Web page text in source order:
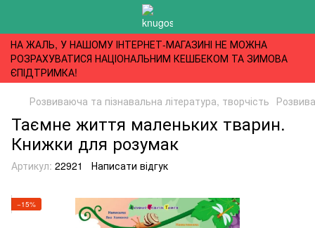
НА ЖАЛЬ, У НАШОМУ ІНТЕРНЕТ-МАГАЗИНІ НЕ МОЖНА
РОЗРАХУВАТИСЯ НАЦІОНАЛЬНИМ КЕШБЕКОМ ТА ЗИМОВА
ЄПІДТРИМКА!
Розвиваюча та пізнавальна література, творчість
Таємне життя маленьких тварин.
Книжки для розумак
Артикул: 22921 Написати відгук
−15%